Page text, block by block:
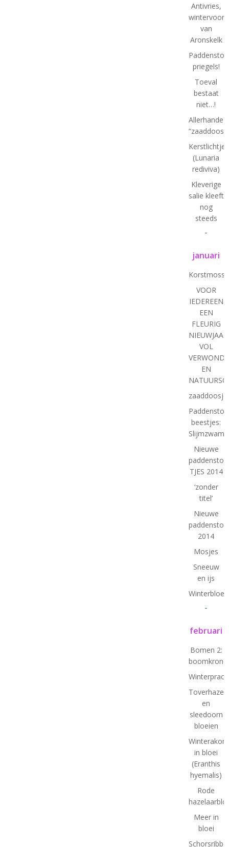
Antivries,
van
Aronskelk
priegels!
Toeval
bestaat
niet…!
Allerhande
Kerstlichtjes
(Lunaria
rediviva)
Kleverige
salie kleeft
nog
steeds
-
januari
VOOR
IEDEREEN
EEN
FLEURIG
VOL
EN
beestjes:
Nieuwe
TJES 2014
‘zonder
titel’
Nieuwe
2014
Mosjes
Sneeuw
en ijs
-
februari
Bomen 2:
en
sleedoorn
bloeien
in bloei
(Eranthis
hyemalis)
Rode
Meer in
bloei